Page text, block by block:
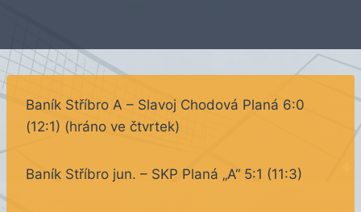
Baník Stříbro A – Slavoj Chodová Planá 6:0
(12:1) (hráno ve čtvrtek)
Baník Stříbro jun. – SKP Planá „A“ 5:1 (11:3)